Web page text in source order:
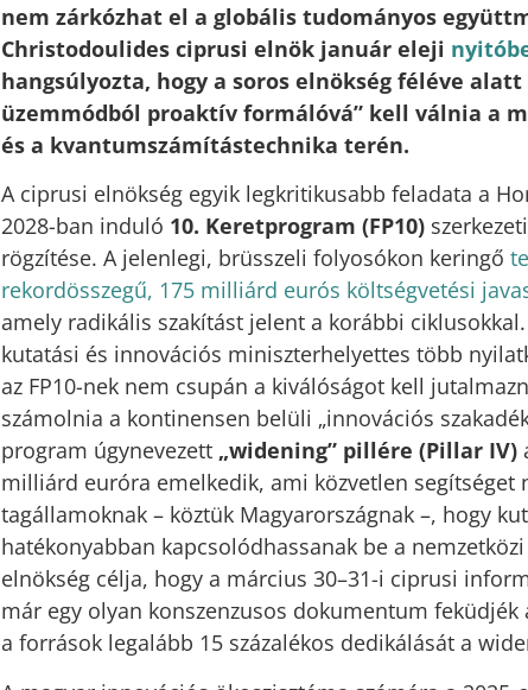
nem zárkózhat el a globális tudományos
Christodoulides ciprusi elnök január eleji
hangsúlyozta, hogy a soros elnökség féléve
üzemmódból proaktív formálóvá” kell válnia a
és a kvantumszámítástechnika terén.
A ciprusi elnökség egyik legkritikusabb feladata a
2028-ban induló 10. Keretprogram (FP10)
rögzítése. A jelenlegi, brüsszeli folyosókon keringő
rekordösszegű, 175 milliárd eurós költségvetési
amely radikális szakítást jelent a korábbi
kutatási és innovációs miniszterhelyettes több
az FP10-nek nem csupán a kiválóságot kell
számolnia a kontinensen belüli „innovációs
program úgynevezett „widening” pillére (Pillar IV)
milliárd euróra emelkedik, ami közvetlen segítséget
tagállamoknak – köztük Magyarországnak –, hogy
hatékonyabban kapcsolódhassanak be a
elnökség célja, hogy a március 30–31-i ciprusi
már egy olyan konszenzusos dokumentum feküdjék
a források legalább 15 százalékos dedikálását a